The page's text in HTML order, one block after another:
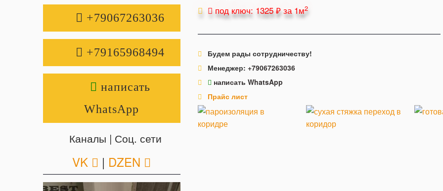
под ключ: 1325 ₽ за 1м2
Будем рады сотрудничеству!
Менеджер: +79067263036
написать WhatsApp
Прайс лист
+79067263036
+79165968494
написать
WhatsApp
Каналы | Соц. сети
VK | DZEN